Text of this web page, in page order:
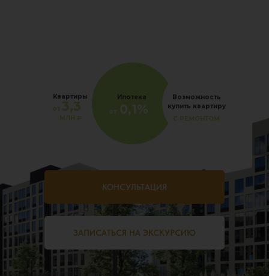
Квартиры
3,3
от
МЛН ₽
КОНСУЛЬТАЦИЯ
ЗАПИСАТЬСЯ НА ЭКСКУРСИЮ
Возможность
купить квартиру
С РЕМОНТОМ
Ипотека
от 0,1%